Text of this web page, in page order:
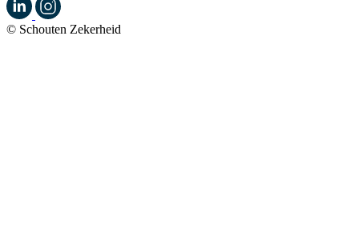
© Schouten Zekerheid